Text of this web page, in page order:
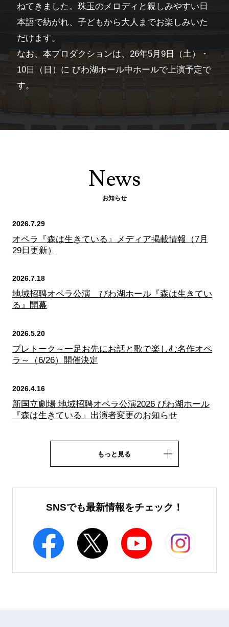
ねてきました。珠玉のメロディと親しみやすい日
本語で紡がれ、子どもから大人までお楽しみいた
だけます。
なお、本プロダクションは、26年5月9日（土）・
10日（日）に びわ湖ホール中ホールで上演予定で
す。
News
お知らせ
2026.7.29
オペラ『森は生きている』メディア掲載情報（7月
29日更新）
2026.7.18
地域招聘オペラ公演 びわ湖ホール『森は生きてい
る』開幕
2026.5.20
プレトーク～一足お先にお話と歌で楽しむ名作オペ
ラ～（6/26）開催決定
2026.4.16
新国立劇場 地域招聘オペラ公演2026 びわ湖ホール
『森は生きている』出演者変更のお知らせ
もっと見る
SNSでも最新情報をチェック！